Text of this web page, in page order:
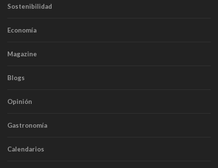
Sostenibilidad
Economía
Magazine
Blogs
Opinión
Gastronomía
Calendarios